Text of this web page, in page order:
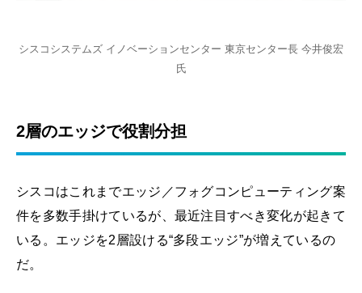
シスコシステムズ イノベーションセンター 東京センター長 今井俊宏
氏
2層のエッジで役割分担
シスコはこれまでエッジ／フォグコンピューティング案
件を多数手掛けているが、最近注目すべき変化が起きて
いる。エッジを2層設ける“多段エッジ”が増えているの
だ。